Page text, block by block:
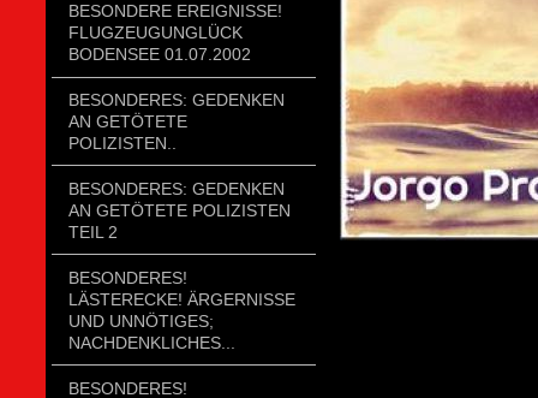
BESONDERE EREIGNISSE!
FLUGZEUGUNGLÜCK
BODENSEE 01.07.2002
BESONDERES: GEDENKEN
AN GETÖTETE
POLIZISTEN..
BESONDERES: GEDENKEN
AN GETÖTETE POLIZISTEN
TEIL 2
BESONDERES!
LÄSTERECKE! ÄRGERNISSE
UND UNNÖTIGES;
NACHDENKLICHES...
BESONDERES!